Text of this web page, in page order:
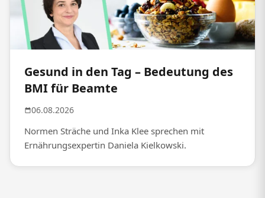
Gesund in den Tag – Bedeutung des
BMI für Beamte
06.08.2026
Normen Sträche und Inka Klee sprechen mit
Ernährungsexpertin Daniela Kielkowski.